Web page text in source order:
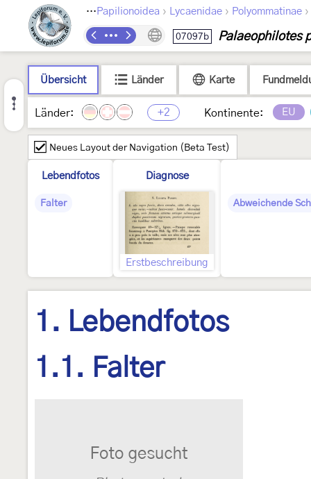
Lepidoptera › Papilionoidea › Lycaenidae › Polyommatinae ›
07097b Palaeophilotes
Übersicht Länder Karte
Länder: +2 Kontinente: EU
Neues Layout der Navigation (Beta Test)
Lebendfotos
Falter
Diagnose
Erstbeschreibung
Abweichende
1. Lebendfotos
1.1. Falter